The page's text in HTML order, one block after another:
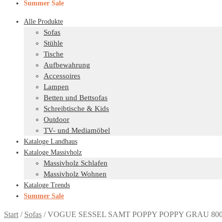
Summer Sale
Alle Produkte
Sofas
Stühle
Tische
Aufbewahrung
Accessoires
Lampen
Betten und Bettsofas
Schreibtische & Kids
Outdoor
TV- und Mediamöbel
Kataloge Landhaus
Kataloge Massivholz
Massivholz Schlafen
Massivholz Wohnen
Kataloge Trends
Summer Sale
Start / Sofas /VOGUE SESSEL SAMT POPPY POPPY GRAU